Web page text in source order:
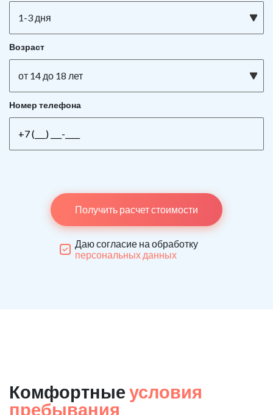
1-3 дня
Возраст
от 14 до 18 лет
Номер телефона
Получить расчет стоимости
Даю согласие на обработку
персональных данных
Комфортные условия
пребывания